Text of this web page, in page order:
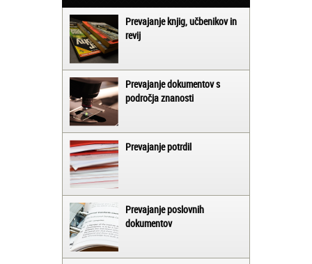
Prevajanje knjig, učbenikov in
revij
Prevajanje dokumentov s
področja znanosti
Prevajanje potrdil
Prevajanje poslovnih
dokumentov